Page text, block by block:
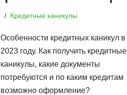
Кредитные каникулы
Особенности кредитных каникул в
2023 году. Как получить кредитные
каникулы, какие документы
потребуются и по каким кредитам
возможно оформление?